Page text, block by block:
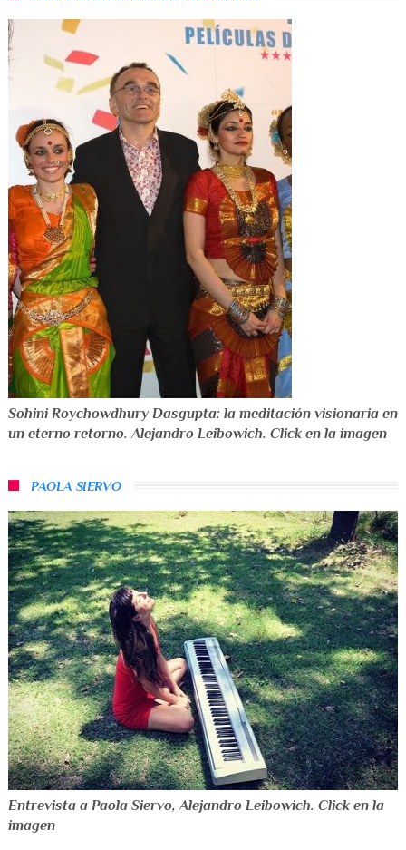
Sohini Roychowdhury Dasgupta: la meditación visionaria en
un eterno retorno. Alejandro Leibowich. Click en la imagen
PAOLA SIERVO
Entrevista a Paola Siervo, Alejandro Leibowich. Click en la
imagen